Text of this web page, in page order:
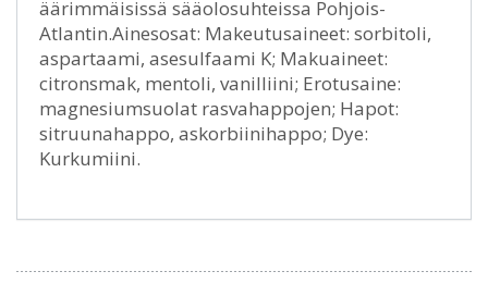
äärimmäisissä sääolosuhteissa Pohjois-
Atlantin.Ainesosat: Makeutusaineet: sorbitoli,
aspartaami, asesulfaami K; Makuaineet:
citronsmak, mentoli, vanilliini; Erotusaine:
magnesiumsuolat rasvahappojen; Hapot:
sitruunahappo, askorbiinihappo; Dye:
Kurkumiini.